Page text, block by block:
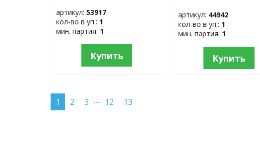
артикул:53917
кол-во в уп.: 1
мин. партия: 1
Купить
артикул: 44942
кол-во в уп.: 1
мин. партия: 1
Купить
1 2 3 ... 12 13